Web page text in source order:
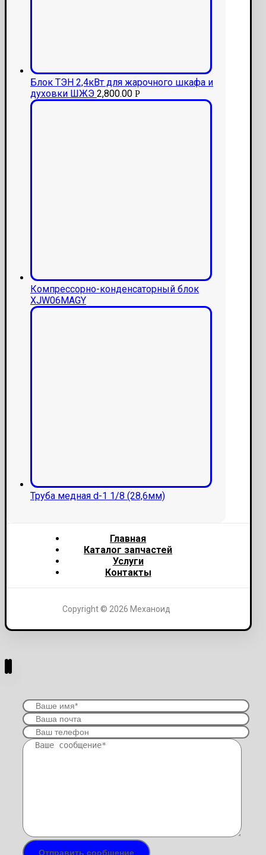
Блок ТЭН 2,4кВт для жарочного шкафа и
духовки ШЖЭ 2,800.00 Р
Компрессорно-конденсаторный блок
XJW06MAGY
Труба медная d-1 1/8 (28,6мм)
Главная
Каталог запчастей
Услуги
Контакты
Copyright © 2026 Механоид